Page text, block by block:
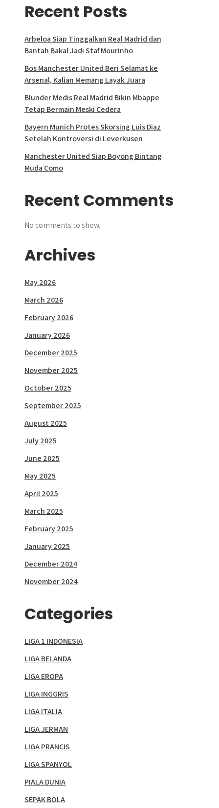
Recent Posts
Arbeloa Siap Tinggalkan Real Madrid dan
Bantah Bakal Jadi Staf Mourinho
Bos Manchester United Beri Selamat ke
Arsenal, Kalian Memang Layak Juara
Blunder Medis Real Madrid Bikin Mbappe
Tetap Bermain Meski Cedera
Bayern Munich Protes Skorsing Luis Diaz
Setelah Kontroversi di Leverkusen
Manchester United Siap Boyong Bintang
Muda Como
Recent Comments
No comments to show.
Archives
May 2026
March 2026
February 2026
January 2026
December 2025
November 2025
October 2025
September 2025
August 2025
July 2025
June 2025
May 2025
April 2025
March 2025
February 2025
January 2025
December 2024
November 2024
Categories
LIGA 1 INDONESIA
LIGA BELANDA
LIGA EROPA
LIGA INGGRIS
LIGA ITALIA
LIGA JERMAN
LIGA PRANCIS
LIGA SPANYOL
PIALA DUNIA
SEPAK BOLA